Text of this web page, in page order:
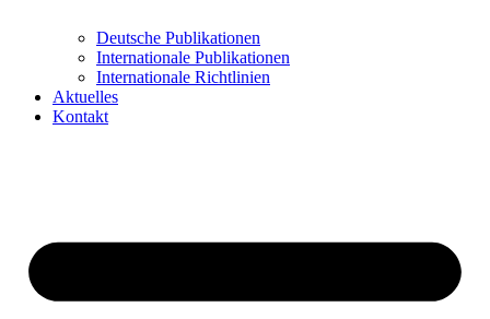
Deutsche Publikationen
Internationale Publikationen
Internationale Richtlinien
Aktuelles
Kontakt